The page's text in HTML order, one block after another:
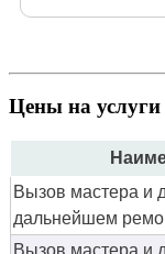
Цены на
Вызов мастера и
дальнейшем
Вызов мастера и